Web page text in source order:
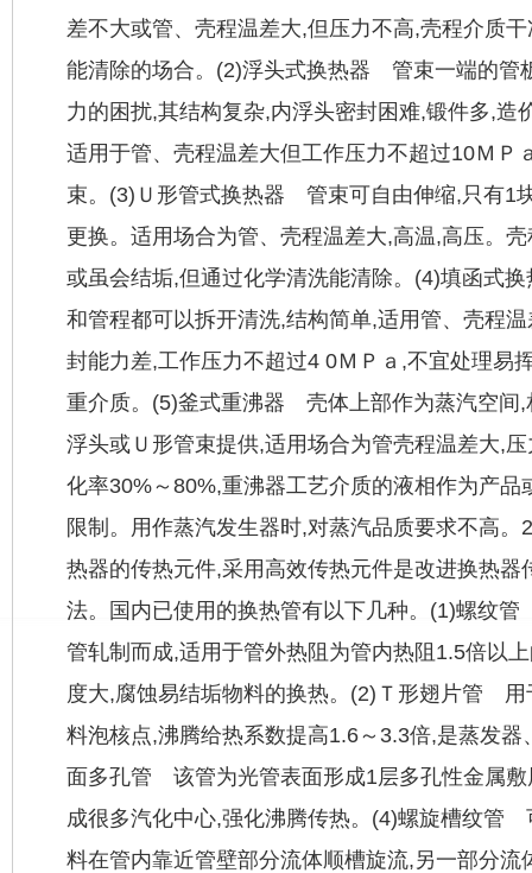
差不大或管、壳程温差大,但压力不高,壳程介质
能清除的场合。(2)浮头式换热器 管束一端的管
力的困扰,其结构复杂,内浮头密封困难,锻件多,造
适用于管、壳程温差大但工作压力不超过10ＭＰ
束。(3)Ｕ形管式换热器 管束可自由伸缩,只有1
更换。适用场合为管、壳程温差大,高温,高压。
或虽会结垢,但通过化学清洗能清除。(4)填函式
和管程都可以拆开清洗,结构简单,适用管、壳程
封能力差,工作压力不超过4 0ＭＰａ,不宜处理易
重介质。(5)釜式重沸器 壳体上部作为蒸汽空间,
浮头或Ｕ形管束提供,适用场合为管壳程温差大,
化率30%～80%,重沸器工艺介质的液相作为产品
限制。用作蒸汽发生器时,对蒸汽品质要求不高
热器的传热元件,采用高效传热元件是改进换热器
法。国内已使用的换热管有以下几种。(1)螺纹
管轧制而成,适用于管外热阻为管内热阻1.5倍以
度大,腐蚀易结垢物料的换热。(2)Ｔ形翅片管 用
料泡核点,沸腾给热系数提高1.6～3.3倍,是蒸发
面多孔管 该管为光管表面形成1层多孔性金属敷
成很多汽化中心,强化沸腾传热。(4)螺旋槽纹管
料在管内靠近管壁部分流体顺槽旋流,另一部分流